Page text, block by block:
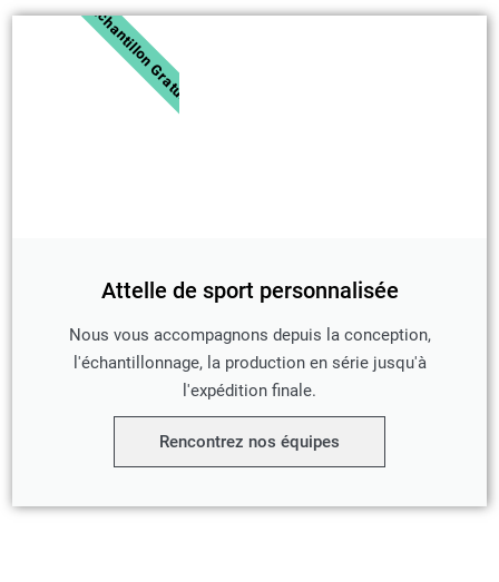
Attelle de sport personnalisée
Nous vous accompagnons depuis la conception,
l'échantillonnage, la production en série jusqu'à
l'expédition finale.
Rencontrez nos équipes
Échantillon Gratuit